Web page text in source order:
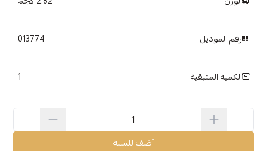
رقم الموديل
الكمية المتبقية 1
أضف للسلة